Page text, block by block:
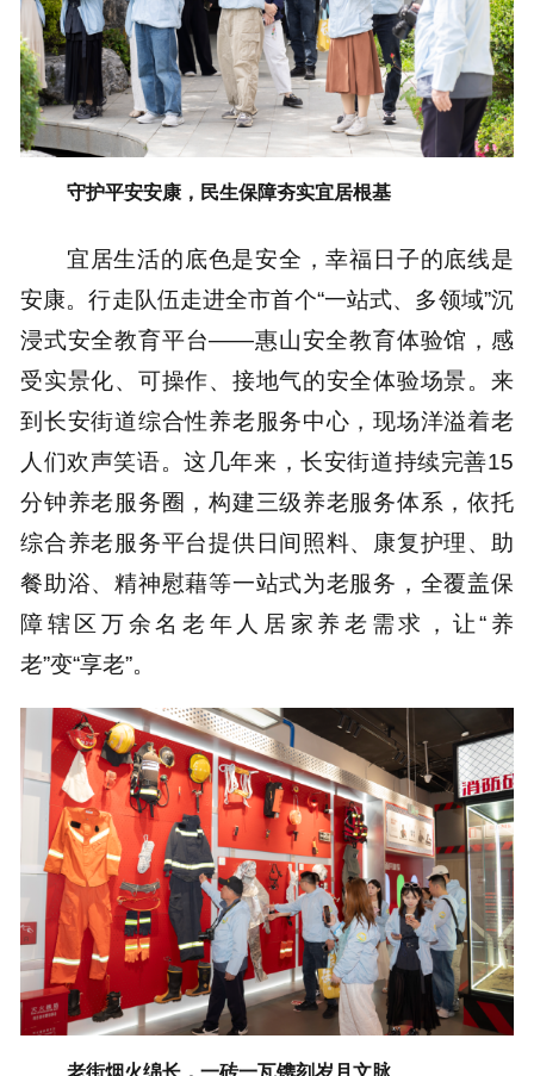
守护平安安康，民生保障夯实宜居根基
宜居生活的底色是安全，幸福日子的底线是
安康。行走队伍走进全市首个“一站式、多领域”沉
浸式安全教育平台——惠山安全教育体验馆，感
受实景化、可操作、接地气的安全体验场景。来
到长安街道综合性养老服务中心，现场洋溢着老
人们欢声笑语。这几年来，长安街道持续完善15
分钟养老服务圈，构建三级养老服务体系，依托
综合养老服务平台提供日间照料、康复护理、助
餐助浴、精神慰藉等一站式为老服务，全覆盖保
障辖区万余名老年人居家养老需求，让“养
老”变“享老”。
老街烟火绵长，一砖一瓦镌刻岁月文脉